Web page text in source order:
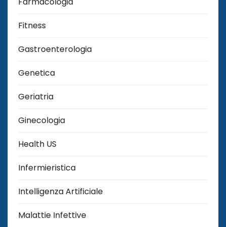
Fitness
Gastroenterologia
Genetica
Geriatria
Ginecologia
Health US
Infermieristica
Intelligenza Artificiale
Malattie Infettive